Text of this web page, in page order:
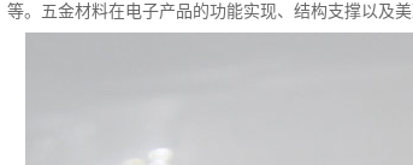
等。五金材料在电子产品的功能实现、结构支撑以及